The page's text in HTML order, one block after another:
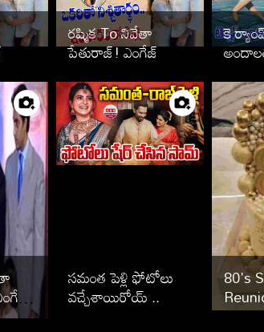
రష్మిక To నివేతా
పేతురాజ్! ఎంగేజ్
ఆపేసిన స్టార్స్ వీరే
కె
సమంత పెళ్లి ఫోటోలు
వచ్చేశాయిరోయ్ ..
80's
తారల